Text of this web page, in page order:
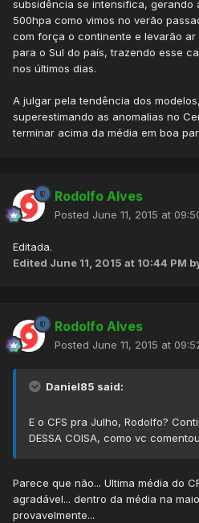
subsidência se intensifica, gerando
500hpa como vimos no verão
com força o continente e levarão
para o Sul do país, trazendo esse
nos últimos dias.
A julgar pela tendência dos
superestimando as anomalias no
terminar acima da média em boa
Rodolfo Alves
Posted June 11, 2015 at
Editada.
Edited June 11, 2015 at 10:44 PM
Rodolfo Alves
Posted June 11, 2015 at
Daniel85 said:
E o CFS pra Julho, Rodolfo?
DESSA COISA, como vc
Parece que não... Ultima média do
agradável... dentro da média na
provavelmente...